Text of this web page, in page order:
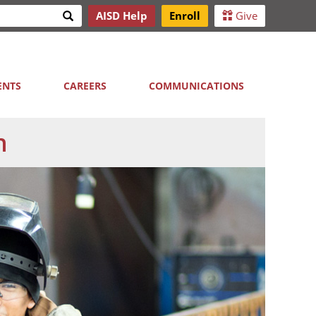
Search AISD Help Enroll Give
CAREERS COMMUNICATIONS